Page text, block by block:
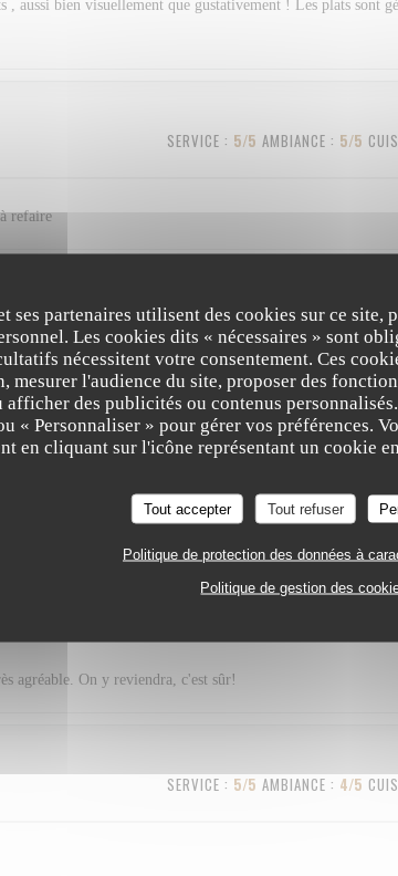
ses partenaires utilisent des cookies sur ce
Les cookies dits « nécessaires » sont
nécessitent votre consentement. Ces
mesurer l'audience du site, proposer des
afficher des publicités ou contenus
« Personnaliser » pour gérer vos préférences.
en cliquant sur l'icône représentant un cookie
Tout accepter Tout refuser
Politique de protection des données à
Politique de gestion des
, aussi bien visuellement que gustativement ! Les plats sont
SERVICE : 5/5 AMBIANCE : 5/5
refaire
SERVICE: 4/5 AMBIANCE : 3 /5
SERVICE: 5 /5 AMBIANCE: 5/5
agréable. On y reviendra, c'est sûr!
SERVICE : 5/5 AMBIANCE : 4/5